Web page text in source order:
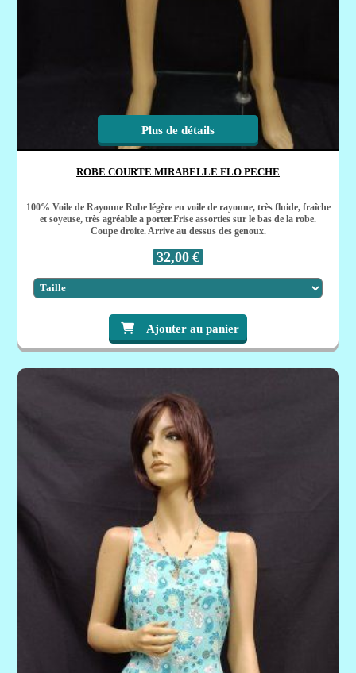
Plus de détails
ROBE COURTE MIRABELLE FLO PECHE
100% Voile de Rayonne Robe légère en voile de rayonne, très fluide, fraîche
et soyeuse, très agréable a porter.Frise assorties sur le bas de la robe.
Coupe droite. Arrive au dessus des genoux.
32,00 €
Ajouter au panier